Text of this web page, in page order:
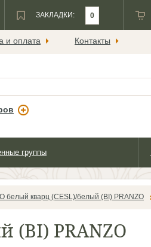
и оплата Контакты
группы
белый кварц (CESL)/белый (BI) PRANZO
(BI) PRANZO
ЗАКЛАДКИ: 0